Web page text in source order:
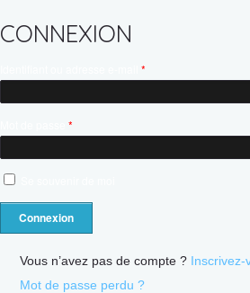
CONNEXION
*
*
Vous n’avez pas de compte ? Inscrivez-
Mot de passe perdu ?